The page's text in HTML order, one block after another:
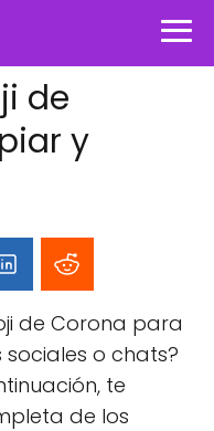
de
y
de Corona para
o chats?
te
de los